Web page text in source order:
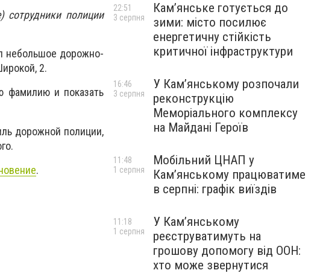
полиции
небольшое дорожно-
2.
фамилию и показать
дорожной полиции,
.
Кам’янське готується до
зими: місто посилює
енергетичну стійкість
критичної інфраструктури
22:51
3 серпня
У Кам’янському розпочали
реконструкцію
Меморіального комплексу
на Майдані Героїв
16:46
3 серпня
Мобільний ЦНАП у
Кам’янському працюватиме
в серпні: графік виїздів
11:48
1 серпня
У Кам’янському
реєструватимуть на
грошову допомогу від ООН:
хто може звернутися
11:18
1 серпня